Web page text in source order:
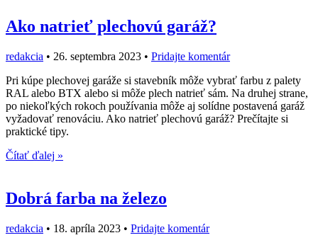
Ako natrieť plechovú garáž?
redakcia • 26. septembra 2023 • Pridajte komentár
Pri kúpe plechovej garáže si stavebník môže vybrať farbu z palety
RAL alebo BTX alebo si môže plech natrieť sám. Na druhej strane,
po niekoľkých rokoch používania môže aj solídne postavená garáž
vyžadovať renováciu. Ako natrieť plechovú garáž? Prečítajte si
praktické tipy.
Čítať ďalej »
Dobrá farba na železo
redakcia • 18. apríla 2023 • Pridajte komentár